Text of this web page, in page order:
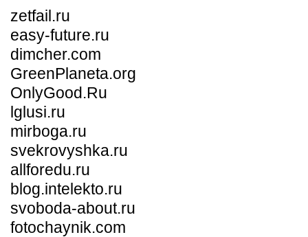
zetfail.ru
easy-future.ru
dimcher.com
GreenPlaneta.org
OnlyGood.Ru
lglusi.ru
mirboga.ru
svekrovyshka.ru
allforedu.ru
blog.intelekto.ru
svoboda-about.ru
fotochaynik.com